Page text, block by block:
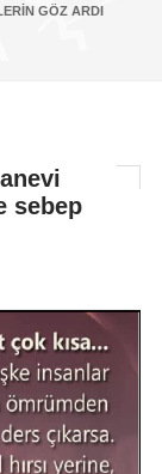
GÖZ ARDI
sebep